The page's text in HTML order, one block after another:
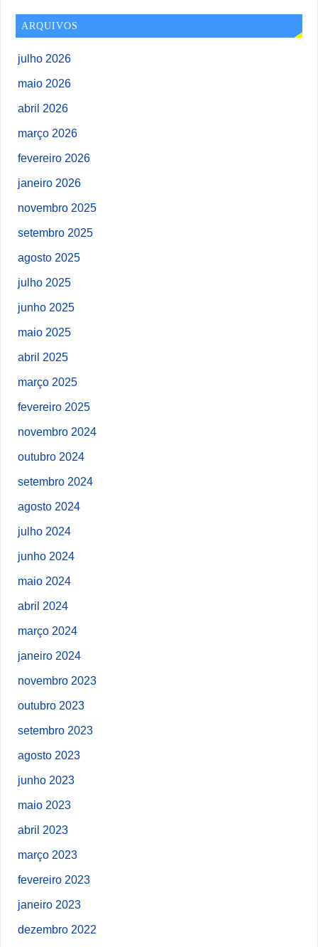
ARQUIVOS
julho 2026
maio 2026
abril 2026
março 2026
fevereiro 2026
janeiro 2026
novembro 2025
setembro 2025
agosto 2025
julho 2025
junho 2025
maio 2025
abril 2025
março 2025
fevereiro 2025
novembro 2024
outubro 2024
setembro 2024
agosto 2024
julho 2024
junho 2024
maio 2024
abril 2024
março 2024
janeiro 2024
novembro 2023
outubro 2023
setembro 2023
agosto 2023
junho 2023
maio 2023
abril 2023
março 2023
fevereiro 2023
janeiro 2023
dezembro 2022